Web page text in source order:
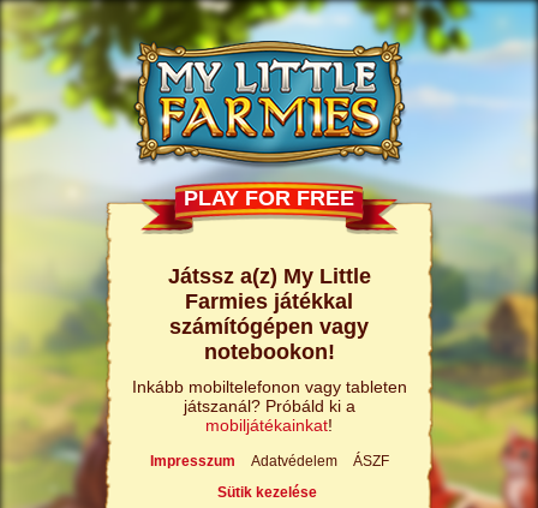
PLAY FOR FREE
Játssz a(z) My Little
Farmies játékkal
számítógépen vagy
notebookon!
Inkább mobiltelefonon vagy tableten
játszanál? Próbáld ki a
mobiljátékainkat!
Impresszum Adatvédelem
ÁSZF
Sütik kezelése